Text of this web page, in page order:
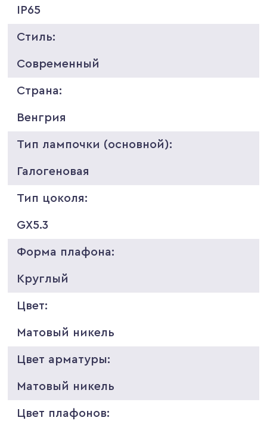
IP65
Стиль:
Современный
Страна:
Венгрия
Тип лампочки (основной):
Галогеновая
Тип цоколя:
GX5.3
Форма плафона:
Круглый
Цвет:
Матовый никель
Цвет арматуры:
Матовый никель
Цвет плафонов: